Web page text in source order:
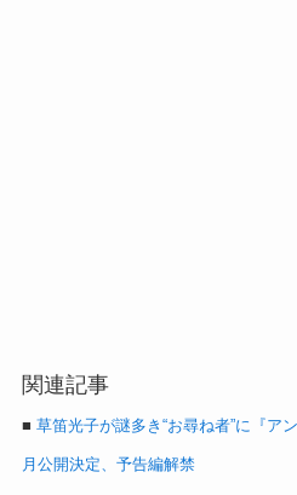
関連記事
■ 草笛光子が謎多き“お尋ね者”に『ア
月公開決定、予告編解禁